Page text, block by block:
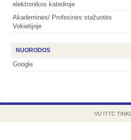
elektronikos katedroje
Akademinės/ Profesinės stažuotės
Vokietijoje
NUORODOS
Google
VU ITTC